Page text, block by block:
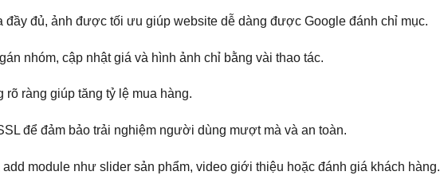
đủ, ảnh được tối ưu giúp website dễ dàng được Google đánh chỉ mục.
nhóm, cập nhật giá và hình ảnh chỉ bằng vài thao tác.
ràng giúp tăng tỷ lệ mua hàng.
để đảm bảo trải nghiệm người dùng mượt mà và an toàn.
module như slider sản phẩm, video giới thiệu hoặc đánh giá khách hàng.